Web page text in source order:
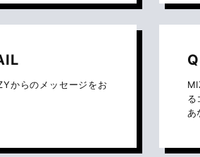
からのメッセージをお
る
あ